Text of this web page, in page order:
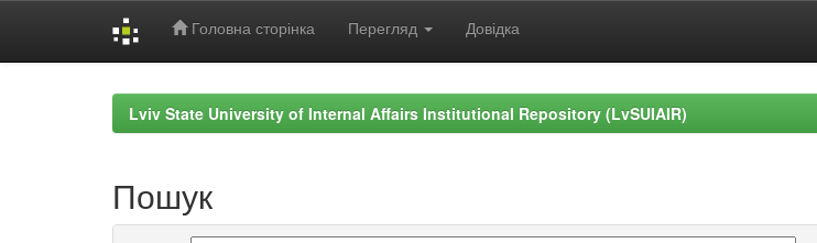
Головна сторінка Перегляд Довідка
Lviv State University of Internal Affairs Institutional Repository (LvSUIAIR)
Пошук